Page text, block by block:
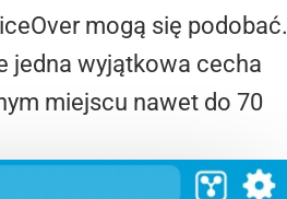
mogą się podobać.
jedna wyjątkowa cecha
miejscu nawet do 70